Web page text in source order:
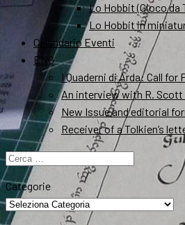
Lo Hobbit (Gioco da
Lo Hobbit in
Calendario Eventi
ENG
I Quaderni di Arda: Call for
An interview with R. Scott
New Issue and editorial
Receiver of a Tolkien’s
Ricerca
per:
Categorie